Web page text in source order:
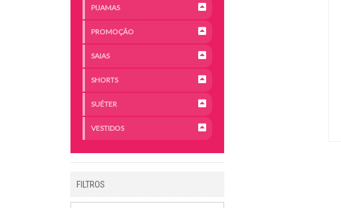
PIJAMAS
PROMOÇÃO
SAIAS
SHORTS
SUÉTER
VESTIDOS
FILTROS